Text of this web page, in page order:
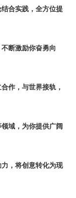
合实践，全方位提
断激励你奋勇向
作，与世界接轨，
域，为你提供广阔
，将创意转化为现